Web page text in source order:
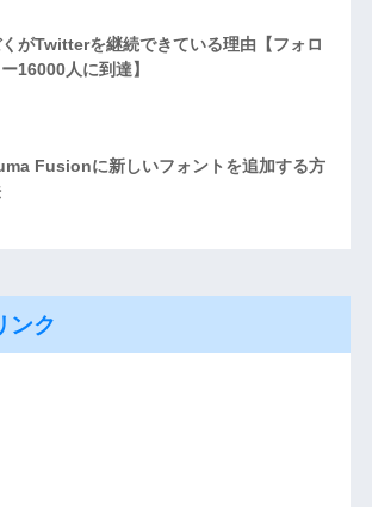
がTwitterを継続できている理由【フォロ
16000人に到達】
Fusionに新しいフォントを追加する方
ンク